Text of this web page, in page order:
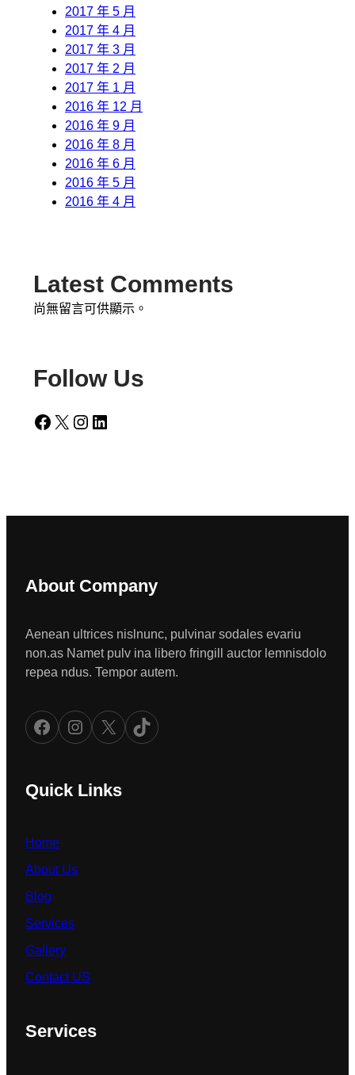
2017 年 5 月
2017 年 4 月
2017 年 3 月
2017 年 2 月
2017 年 1 月
2016 年 12 月
2016 年 9 月
2016 年 8 月
2016 年 6 月
2016 年 5 月
2016 年 4 月
Latest Comments
尚無留言可供顯示。
Follow Us
Facebook X Instagram LinkedIn
About Company
Aenean ultrices nislnunc, pulvinar sodales evariu
non.as Namet pulv ina libero fringill auctor lemnisdolo
repea ndus. Tempor autem.
Facebook Instagram X TikTok
Quick Links
Home
About Us
Blog
Services
Gallery
Contact US
Services